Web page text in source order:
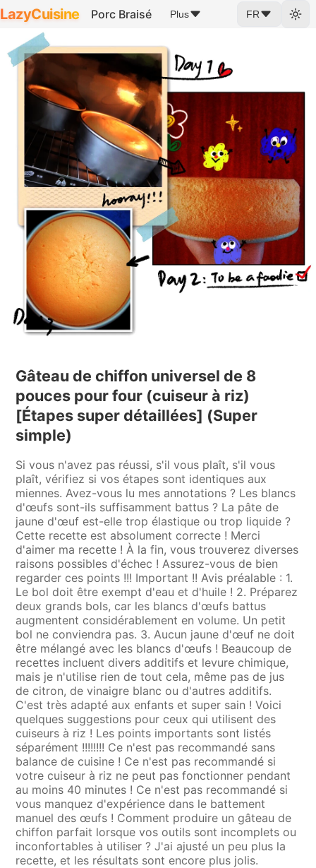
LazyCuisine Porc Braisé Plus FR
Gâteau de chiffon universel de 8
pouces pour four (cuiseur à riz)
[Étapes super détaillées] (Super
simple)
Si vous n'avez pas réussi, s'il vous plaît, s'il vous
plaît, vérifiez si vos étapes sont identiques aux
miennes. Avez-vous lu mes annotations ? Les blancs
d'œufs sont-ils suffisamment battus ? La pâte de
jaune d'œuf est-elle trop élastique ou trop liquide ?
Cette recette est absolument correcte ! Merci
d'aimer ma recette ! À la fin, vous trouverez diverses
raisons possibles d'échec ! Assurez-vous de bien
regarder ces points !!! Important !! Avis préalable : 1.
Le bol doit être exempt d'eau et d'huile ! 2. Préparez
deux grands bols, car les blancs d'œufs battus
augmentent considérablement en volume. Un petit
bol ne conviendra pas. 3. Aucun jaune d'œuf ne doit
être mélangé avec les blancs d'œufs ! Beaucoup de
recettes incluent divers additifs et levure chimique,
mais je n'utilise rien de tout cela, même pas de jus
de citron, de vinaigre blanc ou d'autres additifs.
C'est très adapté aux enfants et super sain ! Voici
quelques suggestions pour ceux qui utilisent des
cuiseurs à riz ! Les points importants sont listés
séparément !!!!!!!! Ce n'est pas recommandé sans
balance de cuisine ! Ce n'est pas recommandé si
votre cuiseur à riz ne peut pas fonctionner pendant
au moins 40 minutes ! Ce n'est pas recommandé si
vous manquez d'expérience dans le battement
manuel des œufs ! Comment produire un gâteau de
chiffon parfait lorsque vos outils sont incomplets ou
inconfortables à utiliser ? J'ai ajusté un peu plus la
recette, et les résultats sont encore plus jolis.